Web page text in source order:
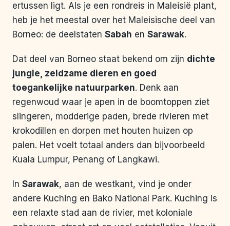
ertussen ligt. Als je een rondreis in Maleisië plant,
heb je het meestal over het Maleisische deel van
Borneo: de deelstaten Sabah en Sarawak.
Dat deel van Borneo staat bekend om zijn dichte
jungle, zeldzame dieren en goed
toegankelijke natuurparken. Denk aan
regenwoud waar je apen in de boomtoppen ziet
slingeren, modderige paden, brede rivieren met
krokodillen en dorpen met houten huizen op
palen. Het voelt totaal anders dan bijvoorbeeld
Kuala Lumpur, Penang of Langkawi.
In Sarawak, aan de westkant, vind je onder
andere Kuching en Bako National Park. Kuching is
een relaxte stad aan de rivier, met koloniale